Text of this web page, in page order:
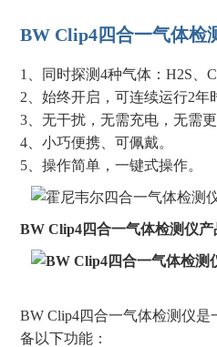
BW Clip4四合一气体检
1、同时探测4种气体：H2S、
2、始终开启，可连续运行2年
3、无干扰，无需充电，无需
4、小巧便携、可佩戴。
5、操作简单，一键式操作。
BW Clip4四合一气体检测仪产
BW Clip4四合一气体检测仪
备以下功能：